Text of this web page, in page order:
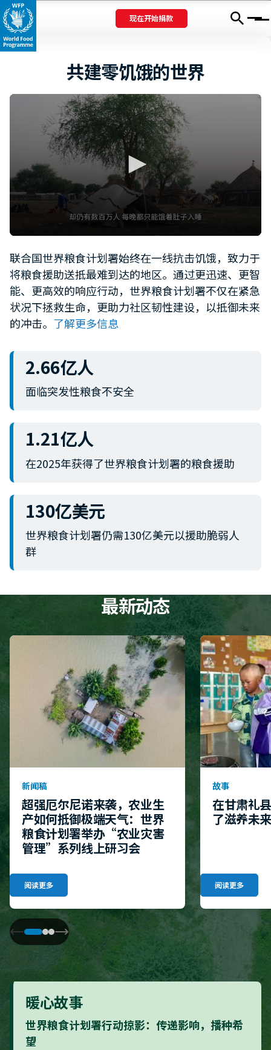
现在开始捐款 Menu
共建零饥饿的世界
of
1
minute,
12
seconds
联合国世界粮食计划署始终在一线抗击饥饿，致力于
将粮食援助送抵最难到达的地区。通过更迅速、更智
能、更高效的响应行动，世界粮食计划署不仅在紧急
状况下拯救生命，更助力社区韧性建设，以抵御未来
的冲击。 了解更多信息
2.66亿人
面临突发性粮食不安全
1.21亿人
在2025年获得了世界粮食计划署的粮食援助
130亿美元
世界粮食计划署仍需130亿美元以援助脆弱人
群
最新动态
新闻稿
超强厄尔尼诺来袭，农业生
产如何抵御极端天气：世界
粮食计划署举办“农业灾害
管理”系列线上研习会
阅读更多
故事
在甘肃礼
了滋养未
阅读更多
暖心故事
世界粮食计划署行动掠影：传递影响，播种希
望